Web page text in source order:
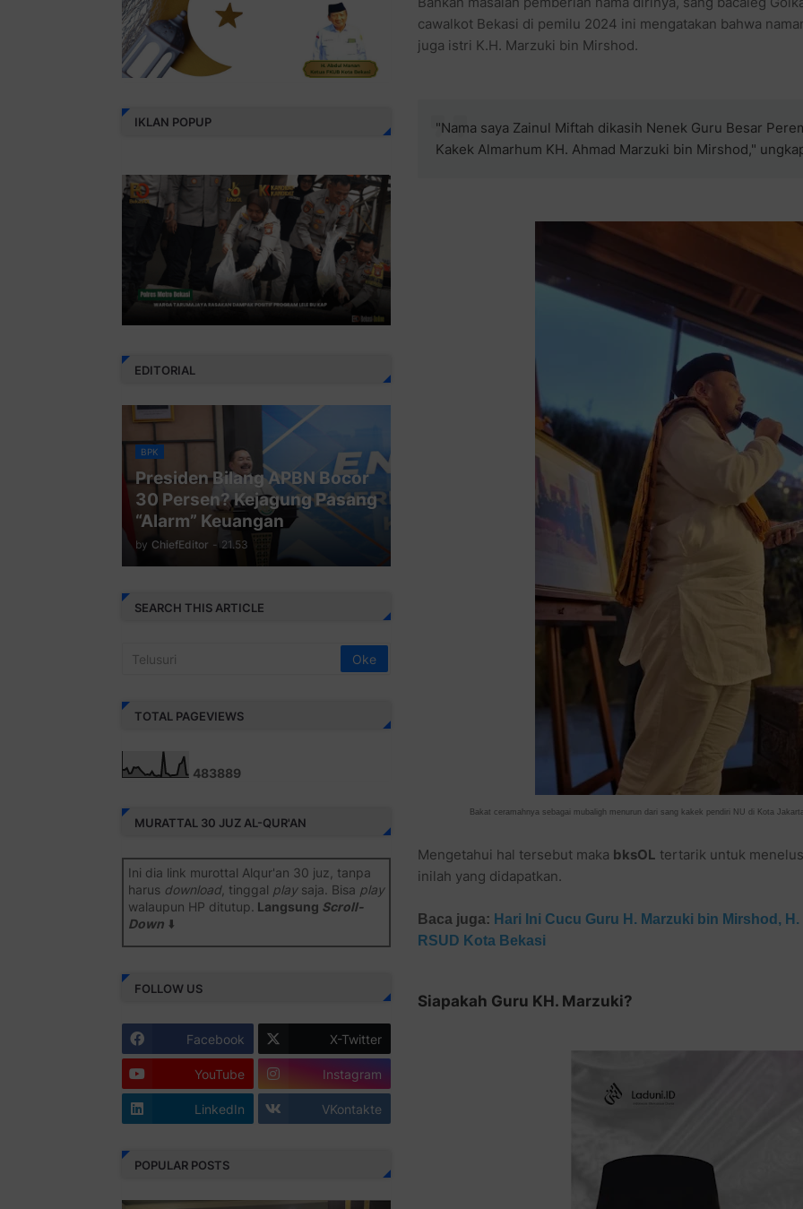
cawalkot Bekasi di pemilu 2024 ini mengatakan bahwa
juga istri K.H. Marzuki bin Mirshod.
"Nama saya Zainul Miftah dikasih Nenek Guru Besar
Kakek Almarhum KH. Ahmad Marzuki bin Mirshod,"
Bakat ceramahnya sebagai mubaligh menurun dari sang kakek pendiri NU di Kota
Mengetahui hal tersebut maka bksOL tertarik untuk
inilah yang didapatkan.
Baca juga: Hari Ini Cucu Guru H. Marzuki bin Mirshod,
RSUD Kota Bekasi
Siapakah Guru KH. Marzuki?
IKLAN POPUP
EDITORIAL
BPK
Presiden Bilang APBN Bocor
30 Persen? Kejagung Pasang
“Alarm” Keuangan
by ChiefEditor - 21.53
SEARCH THIS ARTICLE
TOTAL PAGEVIEWS
483889
MURATTAL 30 JUZ AL-QUR'AN
Ini dia link murottal Alqur'an 30 juz, tanpa
harus download, tinggal playsaja. Bisa play
walaupun HP ditutup. Langsung Scroll-
Down⬇️
Juz 1 ⇨http://j.mp/2b8SiNO
Juz 2 ⇨http://j.mp/2b8RJmQ
Juz 3 ⇨http://j.mp/2bFSrtF
Juz 4 ⇨http://j.mp/2b8SXi3
Juz 5 ⇨http://j.mp/2b8RZm3
Juz 6 ⇨http://j.mp/28MBohs
Juz 7 ⇨http://j.mp/2bFRIZC
FOLLOW US
Facebook X-Twitter
YouTube Instagram
LinkedIn VKontakte
POPULAR POSTS